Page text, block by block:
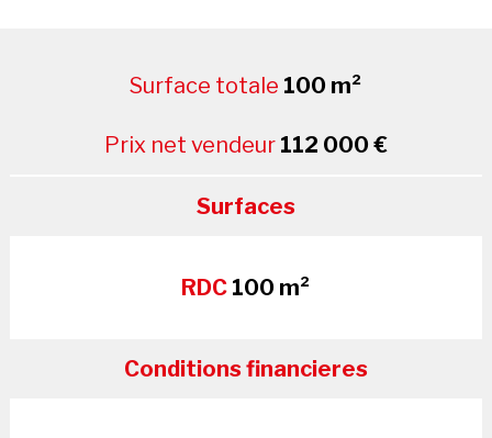
Surface totale 100 m²
Prix net vendeur 112 000 €
Surfaces
RDC 100 m²
Conditions financieres